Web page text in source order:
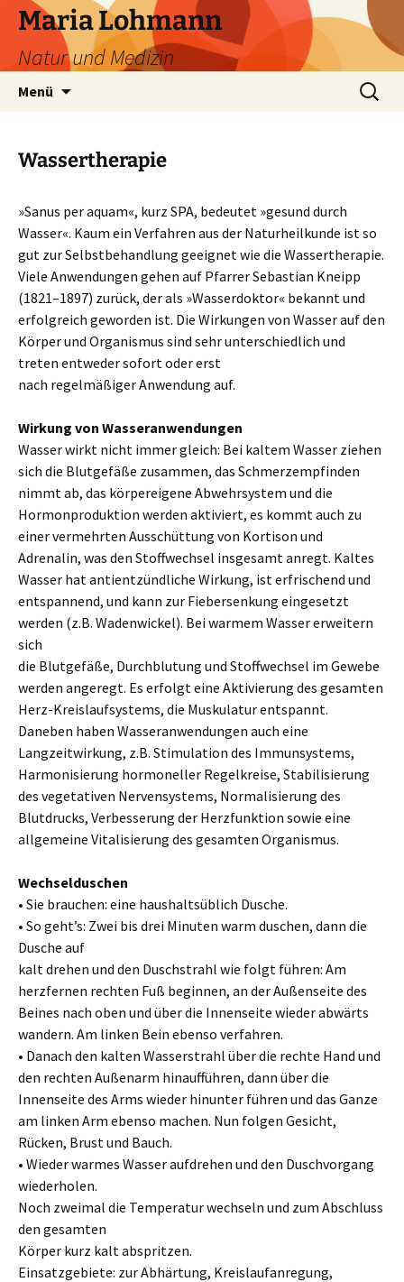
Zum
Inhalt
springen
Maria Lohmann
Natur und Medizin
Menü
Suchen
nach:
Wassertherapie
»Sanus per aquam«, kurz SPA, bedeutet »gesund durch
Wasser«. Kaum ein Verfahren aus der Naturheilkunde ist so
gut zur Selbstbehandlung geeignet wie die Wassertherapie.
Viele Anwendungen gehen auf Pfarrer Sebastian Kneipp
(1821–1897) zurück, der als »Wasserdoktor« bekannt und
erfolgreich geworden ist. Die Wirkungen von Wasser auf den
Körper und Organismus sind sehr unterschiedlich und
treten entweder sofort oder erst
nach regelmäßiger Anwendung auf.
Wirkung von Wasseranwendungen
Wasser wirkt nicht immer gleich: Bei kaltem Wasser ziehen
sich die Blutgefäße zusammen, das Schmerzempfinden
nimmt ab, das körpereigene Abwehrsystem und die
Hormonproduktion werden aktiviert, es kommt auch zu
einer vermehrten Ausschüttung von Kortison und
Adrenalin, was den Stoffwechsel insgesamt anregt. Kaltes
Wasser hat antientzündliche Wirkung, ist erfrischend und
entspannend, und kann zur Fiebersenkung eingesetzt
werden (z.B. Wadenwickel). Bei warmem Wasser erweitern
sich
die Blutgefäße, Durchblutung und Stoffwechsel im Gewebe
werden angeregt. Es erfolgt eine Aktivierung des gesamten
Herz-Kreislaufsystems, die Muskulatur entspannt.
Daneben haben Wasseranwendungen auch eine
Langzeitwirkung, z.B. Stimulation des Immunsystems,
Harmonisierung hormoneller Regelkreise, Stabilisierung
des vegetativen Nervensystems, Normalisierung des
Blutdrucks, Verbesserung der Herzfunktion sowie eine
allgemeine Vitalisierung des gesamten Organismus.
Wechselduschen
• Sie brauchen: eine haushaltsüblich Dusche.
• So geht’s: Zwei bis drei Minuten warm duschen, dann die
Dusche auf
kalt drehen und den Duschstrahl wie folgt führen: Am
herzfernen rechten Fuß beginnen, an der Außenseite des
Beines nach oben und über die Innenseite wieder abwärts
wandern. Am linken Bein ebenso verfahren.
• Danach den kalten Wasserstrahl über die rechte Hand und
den rechten Außenarm hinaufführen, dann über die
Innenseite des Arms wieder hinunter führen und das Ganze
am linken Arm ebenso machen. Nun folgen Gesicht,
Rücken, Brust und Bauch.
• Wieder warmes Wasser aufdrehen und den Duschvorgang
wiederholen.
Noch zweimal die Temperatur wechseln und zum Abschluss
den gesamten
Körper kurz kalt abspritzen.
Einsatzgebiete: zur Abhärtung, Kreislaufanregung,